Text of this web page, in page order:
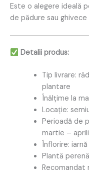
Este o alegere ideală
de pădure sau
Detalii produs:
Tip livrare:
plantare
Înălțime la
Locație:
Perioadă de
martie –
Înflorire:
Plantă
Recomandat